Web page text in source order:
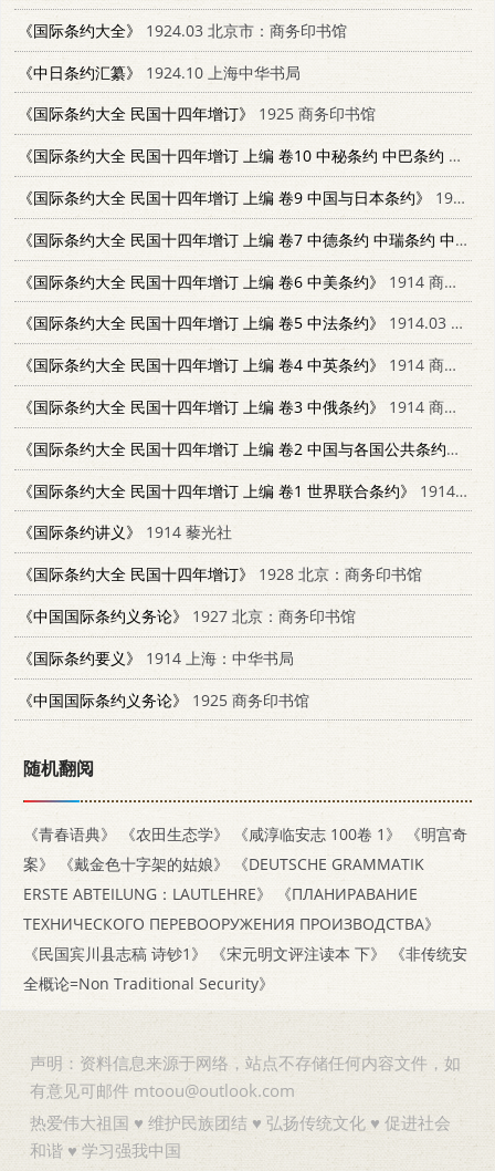
《国际条约大全》
1924.03 北京市：商务印书馆
《中日条约汇纂》
1924.10 上海中华书局
《国际条约大全 民国十四年增订》
1925 商务印书馆
《国际条约大全 民国十四年增订 上编 卷10 中秘条约 中巴条约 中葡条约》
《国际条约大全 民国十四年增订 上编 卷9 中国与日本条约》
1914 商务印书馆
《国际条约大全 民国十四年增订 上编 卷7 中德条约 中瑞条约 中丹条约》
《国际条约大全 民国十四年增订 上编 卷6 中美条约》
1914 商务印书馆
《国际条约大全 民国十四年增订 上编 卷5 中法条约》
1914.03 北京市：商务印书馆
《国际条约大全 民国十四年增订 上编 卷4 中英条约》
1914 商务印书馆
《国际条约大全 民国十四年增订 上编 卷3 中俄条约》
1914 商务印书馆
《国际条约大全 民国十四年增订 上编 卷2 中国与各国公共条约》
《国际条约大全 民国十四年增订 上编 卷1 世界联合条约》
1914 商务印书馆
《国际条约讲义》
1914 藜光社
《国际条约大全 民国十四年增订》
1928 北京：商务印书馆
《中国国际条约义务论》
1927 北京：商务印书馆
《国际条约要义》
1914 上海：中华书局
《中国国际条约义务论》
1925 商务印书馆
随机翻阅
《青春语典》 《农田生态学》 《咸淳临安志 100卷 1》
《明宫奇
案》
《戴金色十字架的姑娘》
《DEUTSCHE GRAMMATIK
ERSTE ABTEILUNG：LAUTLEHRE》
《ПЛАНИРАВАНИЕ
ТЕХНИЧЕСКОГО ПЕРЕВООРУЖЕНИЯ ПРОИЗВОДСТВА》
《民国宾川县志稿 诗钞1》
《宋元明文评注读本 下》
《非传统安
全概论=Non Traditional Security》
声明：资料信息来源于网络，站点不存储任何内容文件，如
有意见可邮件 mtoou@outlook.com
热爱伟大祖国 ♥ 维护民族团结 ♥ 弘扬传统文化 ♥ 促进社会
和谐 ♥ 学习强我中国